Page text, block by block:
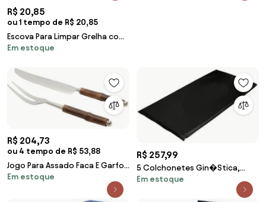
R$ 20,85
ou 1 tempo de R$ 20,85
Escova Para Limpar Grelha com
Esponja 3X1
Em estoque
R$ 204,73
ou 4 tempo de R$ 53,88
Jogo Para Assado Faca E Garfo
Inox 2 Peças Com Cabo Bambu
Em estoque
R$ 257,99
5 Colchonetes Gin�Stica,
Academia E Yoga - 90 X 42 X 2
Em estoque